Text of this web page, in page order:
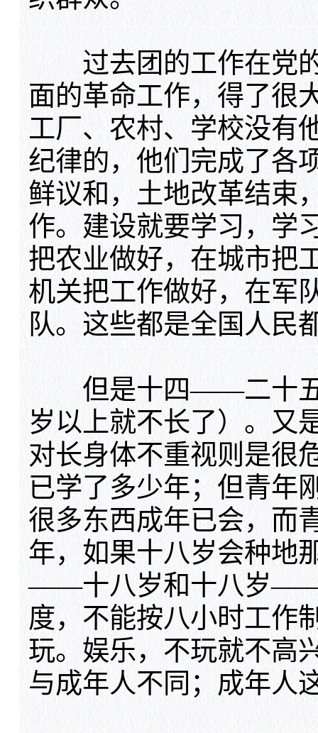
过去团的工作在党的
面的革命工作，得了很
工厂、农村、学校没有
纪律的，他们完成了各
鲜议和，土地改革结束
作。建设就要学习，学
把农业做好，在城市把
机关把工作做好，在军
队。这些都是全国人民
但是十四——二十五
岁以上就不长了）。又
对长身体不重视则是很
已学了多少年；但青年
很多东西成年已会，而
年，如果十八岁会种地
——十八岁和十八岁——
度，不能按八小时工作
玩。娱乐，不玩就不高
与成年人不同；成年人